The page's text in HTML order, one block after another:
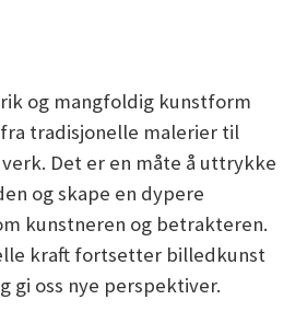
og mangfoldig kunstform
tradisjonelle malerier til
Det er en måte å uttrykke
og skape en dypere
kunstneren og betrakteren.
kraft fortsetter billedkunst
gi oss nye perspektiver.